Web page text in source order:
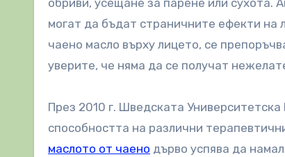
могат да бъдат страничните ефекти на
чаено масло върху лицето, се
уверите, че няма да се получат
През 2010 г. Шведската
способността на различни
маслото от чаено дърво успява да